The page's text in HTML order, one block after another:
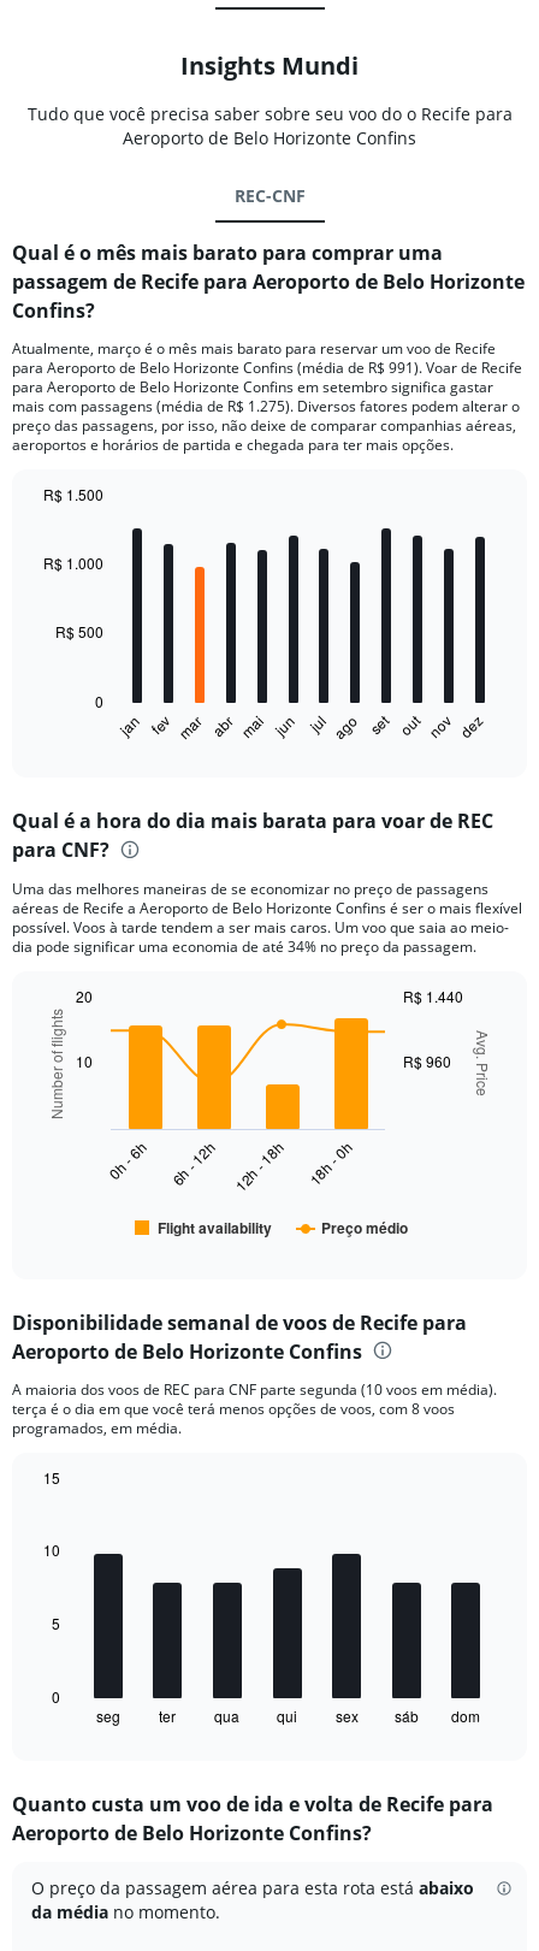
Insights Mundi
Tudo que você precisa saber sobre seu voo do o Recife para
Aeroporto de Belo Horizonte Confins
REC-CNF
Qual é o mês mais barato para comprar uma
passagem de Recife para Aeroporto de Belo Horizonte
Confins?
Atualmente, março é o mês mais barato para reservar um voo de Recife
para Aeroporto de Belo Horizonte Confins (média de R$ 991). Voar de Recife
para Aeroporto de Belo Horizonte Confins em setembro significa gastar
mais com passagens (média de R$ 1.275). Diversos fatores podem alterar o
preço das passagens, por isso, não deixe de comparar companhias aéreas,
aeroportos e horários de partida e chegada para ter mais opções.
with
The
Range:
12
The
chart
has
1
axis
displaying
values.
Range:
jan fev mar abr mai jun jul ago set out nov dez
0
R$ 500
R$ 1.000
R$ 1.500
Qual é a hora do dia mais barata para voar de REC
para CNF?
Uma das melhores maneiras de se economizar no preço de passagens
aéreas de Recife a Aeroporto de Belo Horizonte Confins é ser o mais flexível
possível. Voos à tarde tendem a ser mais caros. Um voo que saia ao meio-
dia pode significar uma economia de até 34% no preço da passagem.
Combination
chart
with
data
series.
categories.
Range:
categories.
The
chart
displaying
and
flights.
Chart
graphic.
Avg. Price
Number of flights
Flight availability Preço médio
0h - 6h 6h - 12h 12h - 18h 18h - 0h
R$ 960
R$ 1.440
10
20
Disponibilidade semanal de voos de Recife para
Aeroporto de Belo Horizonte Confins
A maioria dos voos de REC para CNF parte segunda (10 voos em média).
terça é o dia em que você terá menos opções de voos, com 8 voos
programados, em média.
with
The
Range:
7
The
chart
has
seg ter qua qui sex sáb dom
0
5
10
15
Quanto custa um voo de ida e volta de Recife para
Aeroporto de Belo Horizonte Confins?
O preço da passagem aérea para esta rota está abaixo
da média no momento.